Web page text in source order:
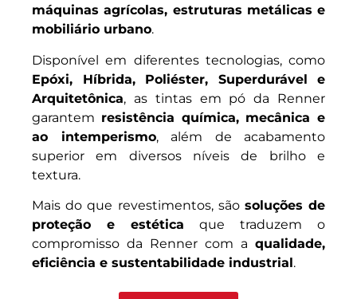
máquinas agrícolas, estruturas metálicas e
mobiliário urbano.
Disponível em diferentes tecnologias, como
Epóxi, Híbrida, Poliéster, Superdurável e
Arquitetônica, as tintas em pó da Renner
garantem resistência química, mecânica e
ao intemperismo, além de acabamento
superior em diversos níveis de brilho e
textura.
Mais do que revestimentos, são soluções de
proteção e estética que traduzem o
compromisso da Renner com a qualidade,
eficiência e sustentabilidade industrial.